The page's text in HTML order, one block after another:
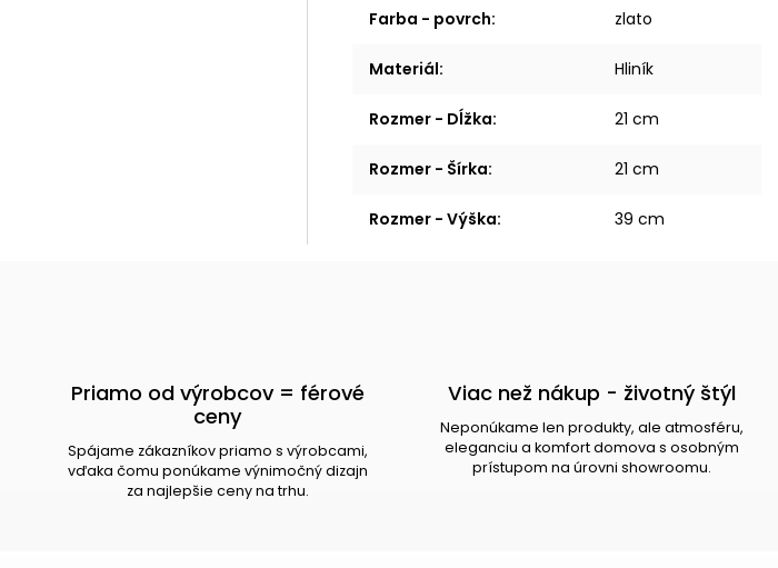
Farba - povrch: zlato
Materiál: Hliník
Rozmer - Dĺžka: 21 cm
Rozmer - Šírka: 21 cm
Rozmer - Výška: 39 cm
Priamo od výrobcov = férové
ceny
Spájame zákazníkov priamo s výrobcami,
vďaka čomu ponúkame výnimočný dizajn
za najlepšie ceny na trhu.
Viac než nákup - životný štýl
Neponúkame len produkty, ale atmosféru,
eleganciu a komfort domova s osobným
prístupom na úrovni showroomu.